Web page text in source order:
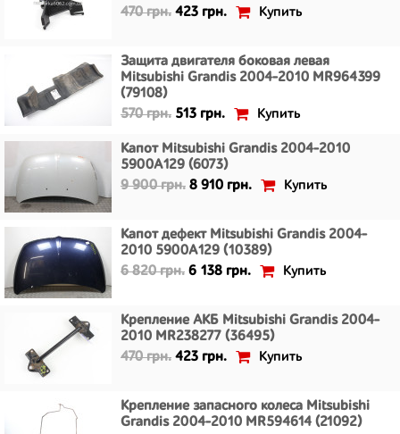
470 грн. 423 грн. Купить
Защита двигателя боковая левая
Mitsubishi Grandis 2004-2010 MR964399
(79108)
570 грн. 513 грн. Купить
Капот Mitsubishi Grandis 2004-2010
5900A129 (6073)
9 900 грн. 8 910 грн. Купить
Капот дефект Mitsubishi Grandis 2004-
2010 5900A129 (10389)
6 820 грн. 6 138 грн. Купить
Крепление АКБ Mitsubishi Grandis 2004-
2010 MR238277 (36495)
470 грн. 423 грн. Купить
Крепление запасного колеса Mitsubishi
Grandis 2004-2010 MR594614 (21092)